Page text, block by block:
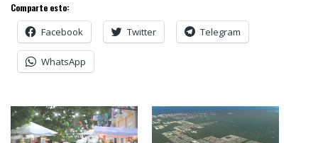
Comparte esto:
Facebook Twitter Telegram
WhatsApp